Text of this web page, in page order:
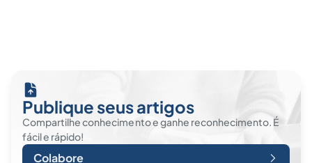
Publique seus artigos
Compartilhe conhecimento e ganhe reconhecimento. É
fácil e rápido!
Colabore